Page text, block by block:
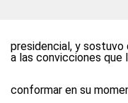
presidencial, y sostuvo
a las convicciones que
conformar en su